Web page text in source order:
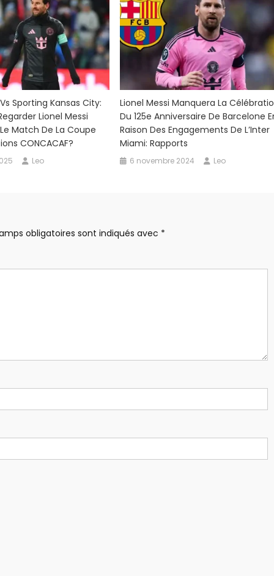
Sporting Kansas City:
Lionel Messi
Match De La Coupe
CONCACAF?
Leo
Lionel Messi Manquera La
Du 125e Anniversaire De Barcelone
Raison Des Engagements De L’Inter
Miami: Rapports
6 novembre 2024 Leo
obligatoires sont indiqués avec *